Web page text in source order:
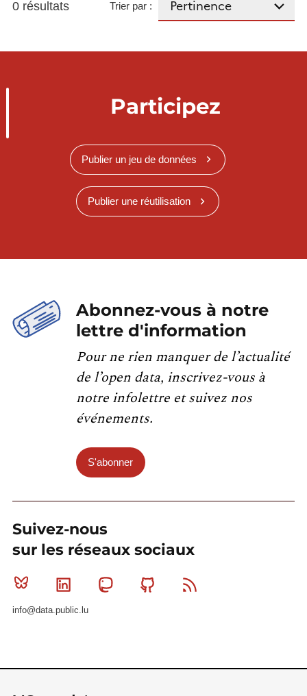
0 résultats Trier par :
Participez
Publier un jeu de données
Publier une réutilisation
Abonnez-vous à notre
lettre d'information
Pour ne rien manquer de l’actualité
de l’open data, inscrivez-vous à
notre infolettre et suivez nos
événements.
S'abonner
Suivez-nous
sur les réseaux sociaux
Bluesky Linkedin MastodonGithub
info@data.public.lu